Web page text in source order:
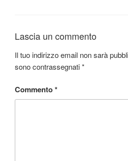
Lascia un commento
Il tuo indirizzo email non sarà
sono contrassegnati*
Commento*